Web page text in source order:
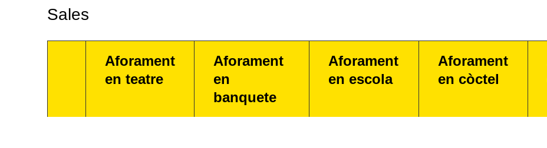
Sales
Aforament
en teatre
Aforament
en
banquete
Aforament
en escola
Aforament
en còctel